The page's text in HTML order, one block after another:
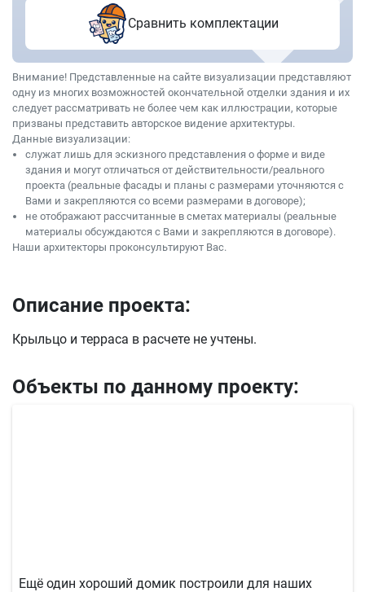
Сравнить комплектации
Внимание! Представленные на сайте визуализации представляют
одну из многих возможностей окончательной отделки здания и их
следует рассматривать не более чем как иллюстрации, которые
призваны представить авторское видение архитектуры.
Данные визуализации:
служат лишь для эскизного представления о форме и виде
здания и могут отличаться от действительности/реального
проекта (реальные фасады и планы с размерами уточняются с
Вами и закрепляются со всеми размерами в договоре);
не отображают рассчитанные в сметах материалы (реальные
материалы обсуждаются с Вами и закрепляются в договоре).
Наши архитекторы проконсультируют Вас.
Описание проекта:
Крыльцо и терраса в расчете не учтены.
Объекты по данному проекту:
Ещё один хороший домик построили для наших